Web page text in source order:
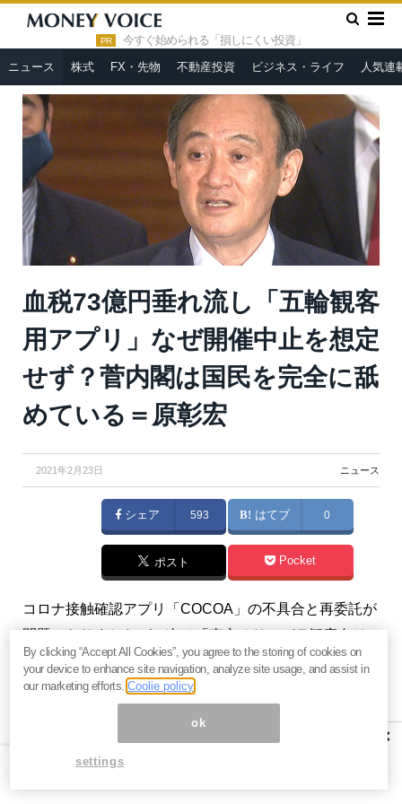
PR 今すぐ始められる「損しにくい投資」
ニュース 株式 FX・先物 不動産投資 ビジネス・ライフ 人気連
HOME » ニュース »
血税73億円垂れ流し「五輪観客用アプ
リ」なぜ開催中止を想定せず？菅内閣は国民を完全に舐めている＝
血税73億円垂れ流し「五輪観客
用アプリ」なぜ開催中止を想定
せず？菅内閣は国民を完全に舐
めている＝原彰宏
2021年2月23日 ニュース
シェア 593 はてブ 0
ポスト Pocket
コロナ接触確認アプリ「COCOA」の不具合と再委託が
問題になりましたが、次は「東京オリ・パラ観客向け
アプリ」の開発費が73億円と発覚して物議を醸してい
ます。もし無観客開催となれば、選手1万5,000人のた
ーる・マガジン
【関連】NHK受信料削減の切り札「Eテレ売却」にTV
×
By clicking “Accept All Cookies”, you agree to the storing of cookies on
your device to enhance site navigation, analyze site usage, and assist in
our marketing efforts.Coolie policy
ok
settings